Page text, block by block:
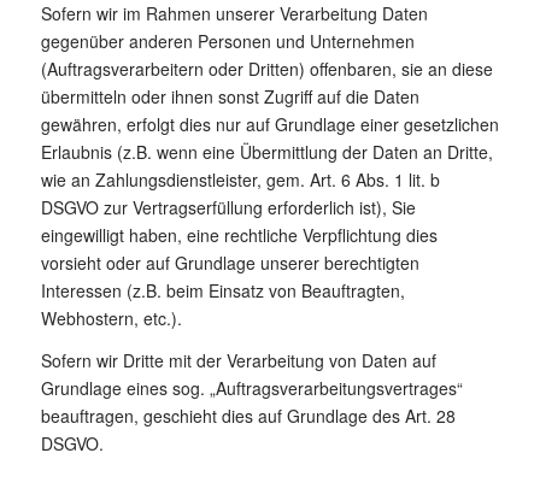
Sofern wir im Rahmen unserer Verarbeitung Daten
gegenüber anderen Personen und Unternehmen
(Auftragsverarbeitern oder Dritten) offenbaren, sie an diese
übermitteln oder ihnen sonst Zugriff auf die Daten
gewähren, erfolgt dies nur auf Grundlage einer gesetzlichen
Erlaubnis (z.B. wenn eine Übermittlung der Daten an Dritte,
wie an Zahlungsdienstleister, gem. Art. 6 Abs. 1 lit. b
DSGVO zur Vertragserfüllung erforderlich ist), Sie
eingewilligt haben, eine rechtliche Verpflichtung dies
vorsieht oder auf Grundlage unserer berechtigten
Interessen (z.B. beim Einsatz von Beauftragten,
Webhostern, etc.).
Sofern wir Dritte mit der Verarbeitung von Daten auf
Grundlage eines sog. „Auftragsverarbeitungsvertrages“
beauftragen, geschieht dies auf Grundlage des Art. 28
DSGVO.